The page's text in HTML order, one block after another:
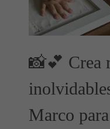
📸💕 Crea
Marco